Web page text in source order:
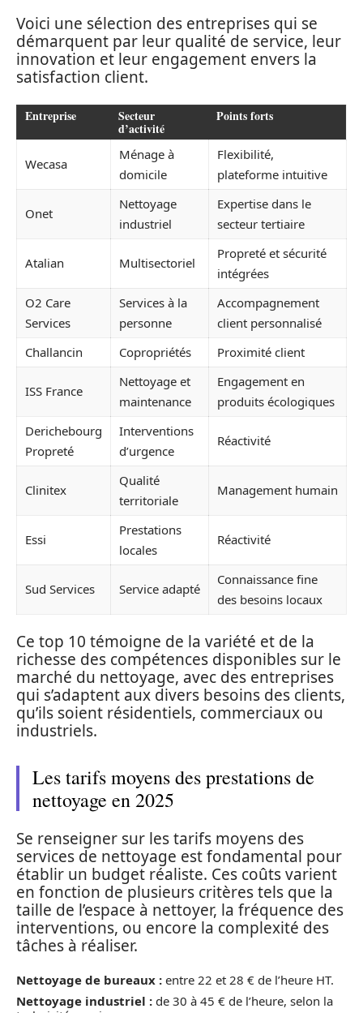
Voici une sélection des entreprises qui se
démarquent par leur qualité de service, leur
innovation et leur engagement envers la
satisfaction client.
Entreprise Secteur
d’activité
Points forts
Wecasa
Ménage à
domicile
Flexibilité,
plateforme intuitive
Onet
Nettoyage
industriel
Expertise dans le
secteur tertiaire
Atalian Multisectoriel
Propreté et sécurité
intégrées
O2 Care
Services
Services à la
personne
Accompagnement
client personnalisé
Challancin
Copropriétés Proximité client
ISS France
Nettoyage et
maintenance
Engagement en
produits écologiques
Derichebourg
Propreté
Interventions
d’urgence
Réactivité
Clinitex
Qualité
territoriale
Management humain
Essi
Prestations
locales
Réactivité
Sud Services Service adapté
Connaissance fine
des besoins locaux
Ce top 10 témoigne de la variété et de la
richesse des compétences disponibles sur le
marché du nettoyage, avec des entreprises
qui s’adaptent aux divers besoins des clients,
qu’ils soient résidentiels, commerciaux ou
industriels.
Les tarifs moyens des prestations de
nettoyage en 2025
Se renseigner sur les tarifs moyens des
services de nettoyage est fondamental pour
établir un budget réaliste. Ces coûts varient
en fonction de plusieurs critères tels que la
taille de l’espace à nettoyer, la fréquence des
interventions, ou encore la complexité des
tâches à réaliser.
Nettoyage de bureaux : entre 22 et 28 € de l’heure HT.
Nettoyage industriel : de 30 à 45 € de l’heure, selon la